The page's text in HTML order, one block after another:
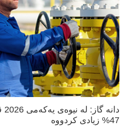
47% زیادی کردووە